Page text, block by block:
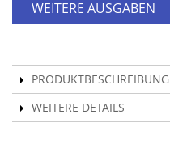
WEITERE AUSGABEN
PRODUKTBESCHREIBUNG
WEITERE DETAILS